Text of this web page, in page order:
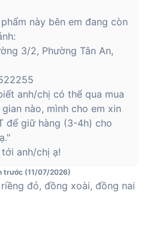
này bên em đang còn
3/2, Phường Tân An,
anh/chị có thể qua mua
nào, mình cho em xin
để giữ hàng (3-4h) cho
anh/chị ạ!
trước (11/07/2026)
đỏ, đồng xoài, đồng nai